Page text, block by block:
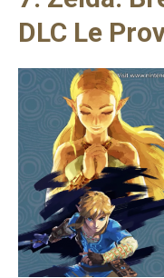
DLC Le